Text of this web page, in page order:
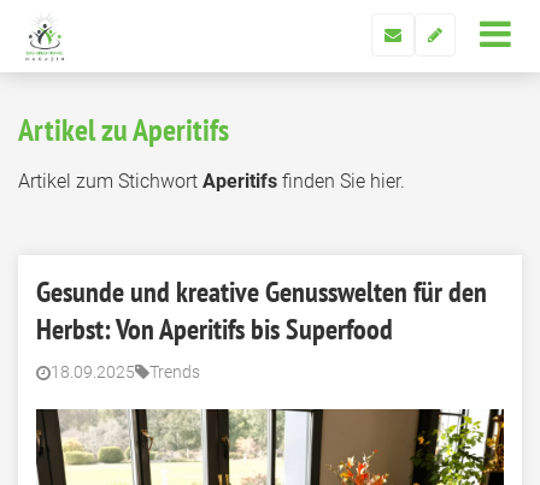
Artikel zu Aperitifs
Artikel zum Stichwort Aperitifs finden Sie hier.
Gesunde und kreative Genusswelten für den
Herbst: Von Aperitifs bis Superfood
18.09.2025 Trends